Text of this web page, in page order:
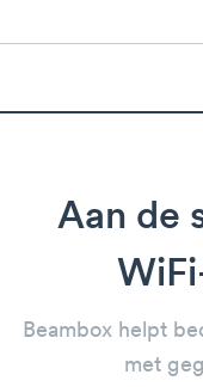
Aan de
Beambox helpt
met